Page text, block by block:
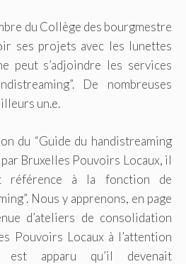
du Collège des bourgmestre
ses projets avec les lunettes
peut s’adjoindre les services
De nombreuses
un.e.
du “Guide du handistreaming
Bruxelles Pouvoirs Locaux, il
référence à la fonction de
Nous y apprenons, en page
d’ateliers de consolidation
Pouvoirs Locaux à l’attention
apparu qu’il devenait